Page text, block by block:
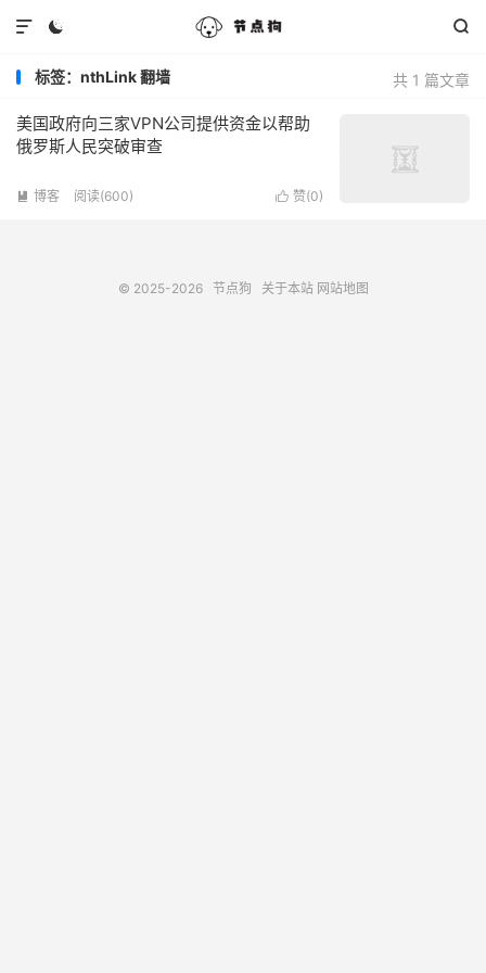
 

共 1 篇文章
标签：nthLink 翻墙
美国政府向三家VPN公司提供资金以帮助
俄罗斯人民突破审查
 赞(0)
 博客 阅读(600)
© 2025-2026 节点狗 关于本站 网站地图